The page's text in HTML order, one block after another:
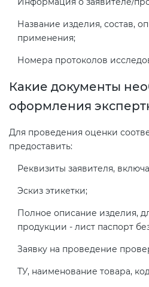
Название изделия, состав,
применения;
Номера протоколов
Какие документы
оформления
Для проведения оценки
предоставить:
Реквизиты заявителя,
Эскиз этикетки;
Полное описание изделия,
продукции - лист паспорт
Заявку на проведение
ТУ, наименование товара,